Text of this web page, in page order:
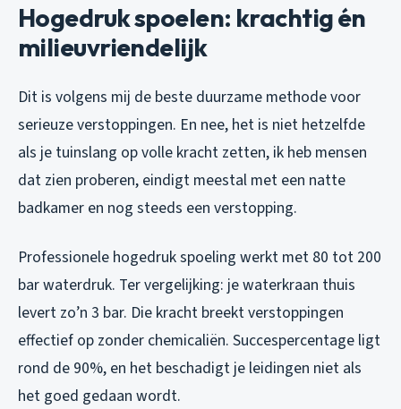
Hogedruk spoelen: krachtig én
milieuvriendelijk
Dit is volgens mij de beste duurzame methode voor
serieuze verstoppingen. En nee, het is niet hetzelfde
als je tuinslang op volle kracht zetten, ik heb mensen
dat zien proberen, eindigt meestal met een natte
badkamer en nog steeds een verstopping.
Professionele hogedruk spoeling werkt met 80 tot 200
bar waterdruk. Ter vergelijking: je waterkraan thuis
levert zo’n 3 bar. Die kracht breekt verstoppingen
effectief op zonder chemicaliën. Succespercentage ligt
rond de 90%, en het beschadigt je leidingen niet als
het goed gedaan wordt.